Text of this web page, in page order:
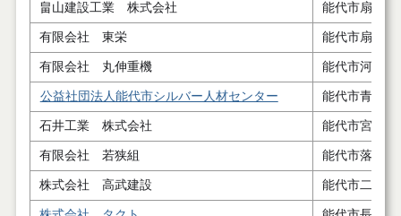
畠山建設工業 株式会社 能代市扇田字
有限会社 東栄 能代市扇田字
有限会社 丸伸重機 能代市河戸川
公益社団法人能代市シルバー人材センター 能代市青葉町
石井工業 株式会社 能代市宮ノ前
有限会社 若狭組 能代市落合字
株式会社 高武建設 能代市二ツ